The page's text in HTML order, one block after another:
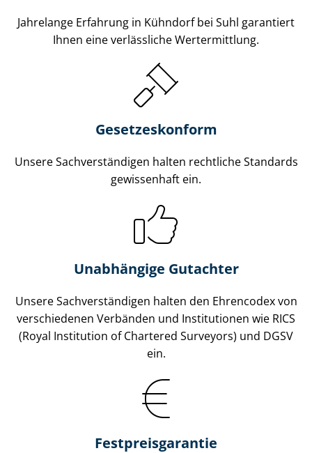
Jahrelange Erfahrung in Kühndorf bei Suhl garantiert
Ihnen eine verlässliche Wertermittlung.
Gesetzes­konform
Unsere Sach­ver­stän­di­gen halten rechtliche Standards
gewissenhaft ein.
Unabhängige Gutachter
Unsere Sach­ver­stän­di­gen halten den Ehrencodex von
verschiedenen Verbänden und Institutionen wie RICS
(Royal Institution of Chartered Surveyors) und DGSV
ein.
Festpreis​garantie